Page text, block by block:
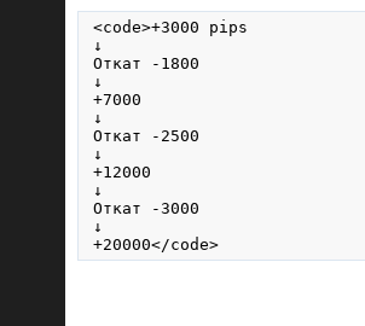
<code>+3000 pips
↓
Откат -1800
↓
+7000
↓
Откат -2500
↓
+12000
↓
Откат -3000
↓
+20000</code>